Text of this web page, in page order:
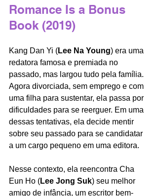
Romance Is a Bonus
Book (2019)
Kang Dan Yi (Lee Na Young) era uma
redatora famosa e premiada no
passado, mas largou tudo pela família.
Agora divorciada, sem emprego e com
uma filha para sustentar, ela passa por
dificuldades para se reerguer. Em uma
dessas tentativas, ela decide mentir
sobre seu passado para se candidatar
a um cargo pequeno em uma editora.
Nesse contexto, ela reencontra Cha
Eun Ho (Lee Jong Suk) seu melhor
amigo de infância, um escritor bem-